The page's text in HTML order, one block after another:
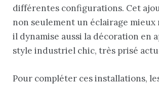
différentes configurations. Cet
non seulement un éclairage mieux
il dynamise aussi la décoration en
style industriel chic, très prisé
Pour compléter ces installations,